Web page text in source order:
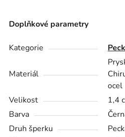
Doplňkové parametry
Kategorie
Materiál
ocel
Velikost
1,4
Barva
Druh šperku